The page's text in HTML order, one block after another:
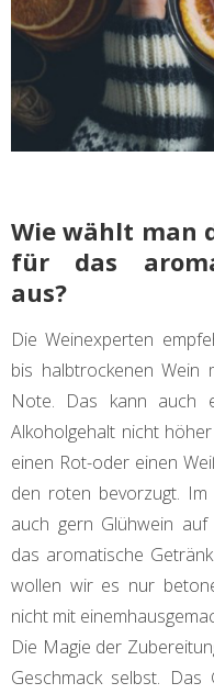
Wie wählt man
für das
aus?
Die Weinexperten
bis halbtrockenen Wein
Note. Das kann auch
Alkoholgehalt nicht
einen Rot-oder einen
den roten bevorzugt.
auch gern Glühwein
das aromatische
wollen wir es nur
nicht mit
Die Magie der
Geschmack selbst.